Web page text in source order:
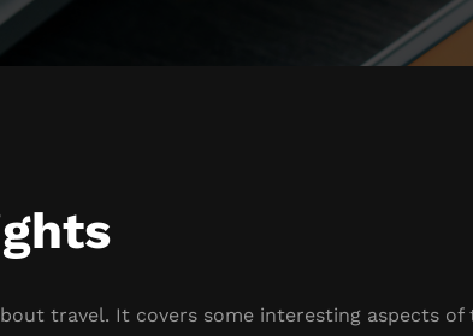
travel. It covers some interesting aspects of